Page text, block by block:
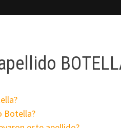
Botella?